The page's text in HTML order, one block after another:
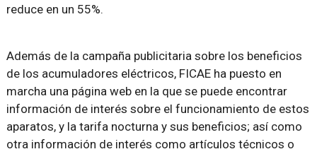
reduce en un 55%.
Además de la campaña publicitaria sobre los beneficios
de los acumuladores eléctricos, FICAE ha puesto en
marcha una página web en la que se puede encontrar
información de interés sobre el funcionamiento de estos
aparatos, y la tarifa nocturna y sus beneficios; así como
otra información de interés como artículos técnicos o